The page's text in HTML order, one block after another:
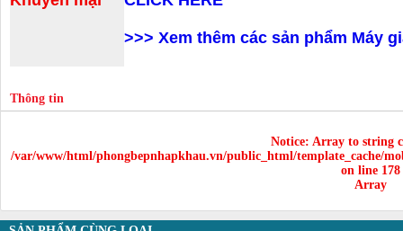
>>> Xem thêm các sản phẩm Máy
Thông tin
Notice: Array to string
/var/www/html/phongbepnhapkhau.vn/public_html/template_cache/
on line 178
Array